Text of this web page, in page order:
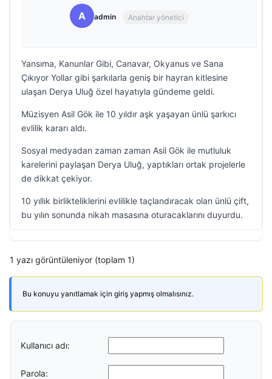
A admin Anahtar yönetici
Yansıma, Kanunlar Gibi, Canavar, Okyanus ve Sana
Çıkıyor Yollar gibi şarkılarla geniş bir hayran kitlesine
ulaşan Derya Uluğ özel hayatıyla gündeme geldi.
Müzisyen Asil Gök ile 10 yıldır aşk yaşayan ünlü şarkıcı
evlilik kararı aldı.
Sosyal medyadan zaman zaman Asil Gök ile mutluluk
karelerini paylaşan Derya Uluğ, yaptıkları ortak projelerle
de dikkat çekiyor.
10 yıllık birlikteliklerini evlilikle taçlandıracak olan ünlü çift,
bu yılın sonunda nikah masasına oturacaklarını duyurdu.
1 yazı görüntüleniyor (toplam 1)
Bu konuyu yanıtlamak için giriş yapmış olmalısınız.
Kullanıcı adı:
Parola: